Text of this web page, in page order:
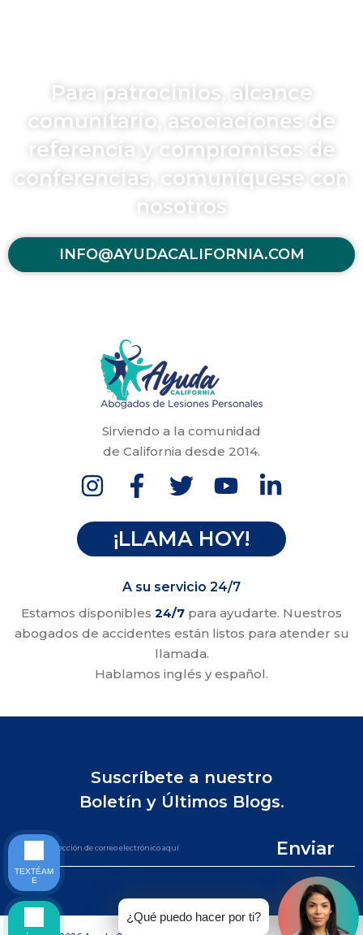
Para patrocinios, alcance
comunitario, asociaciones de
referencia y compromisos de
conferencias, comuníquese con
nosotros
INFO@AYUDACALIFORNIA.COM
Sirviendo a la comunidad
de California desde 2014.
¡LLAMA HOY!
A su servicio 24/7
Estamos disponibles 24/7 para ayudarte. Nuestros
abogados de accidentes están listos para atender su
llamada.
Hablamos inglés y español.
Suscríbete a nuestro
Boletín y Últimos Blogs.
Enviar
¿Qué puedo hacer por ti?
TEXTÉAM
E